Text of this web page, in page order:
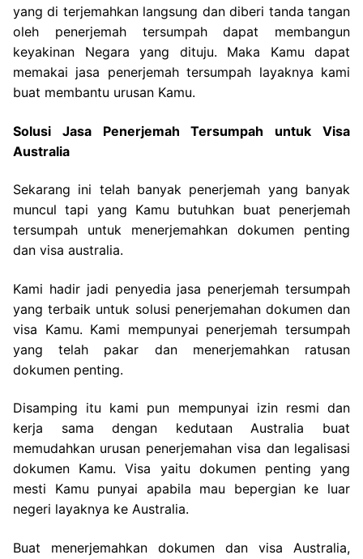
yang di terjemahkan langsung dan diberi tanda tangan
oleh penerjemah tersumpah dapat membangun
keyakinan Negara yang dituju. Maka Kamu dapat
memakai jasa penerjemah tersumpah layaknya kami
buat membantu urusan Kamu.
Solusi Jasa Penerjemah Tersumpah untuk Visa
Australia
Sekarang ini telah banyak penerjemah yang banyak
muncul tapi yang Kamu butuhkan buat penerjemah
tersumpah untuk menerjemahkan dokumen penting
dan visa australia.
Kami hadir jadi penyedia jasa penerjemah tersumpah
yang terbaik untuk solusi penerjemahan dokumen dan
visa Kamu. Kami mempunyai penerjemah tersumpah
yang telah pakar dan menerjemahkan ratusan
dokumen penting.
Disamping itu kami pun mempunyai izin resmi dan
kerja sama dengan kedutaan Australia buat
memudahkan urusan penerjemahan visa dan legalisasi
dokumen Kamu. Visa yaitu dokumen penting yang
mesti Kamu punyai apabila mau bepergian ke luar
negeri layaknya ke Australia.
Buat menerjemahkan dokumen dan visa Australia,